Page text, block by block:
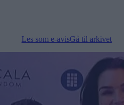
Les som e-avisGå til arkivet